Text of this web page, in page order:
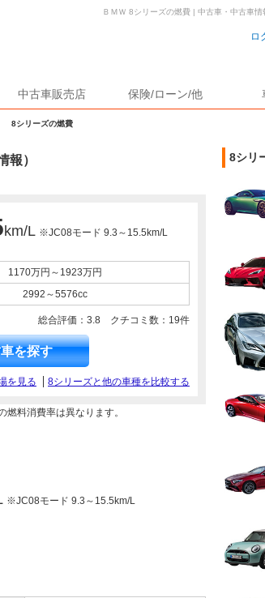
ロ
中古車販売店 保険/ローン/他
8シリーズの燃費
ＢＭＷ 8シリーズの燃費 | 中古車・中古車情
報）
km/L ※JC08モード 9.3～15.5km/L
1170万円～1923万円
2992～5576cc
総合評価： 3.8 クチコミ数： 19件
を探す
を見る 8シリーズと他の車種を比較する
料消費率は異なります。
※JC08モード 9.3～15.5km/L
8シリ